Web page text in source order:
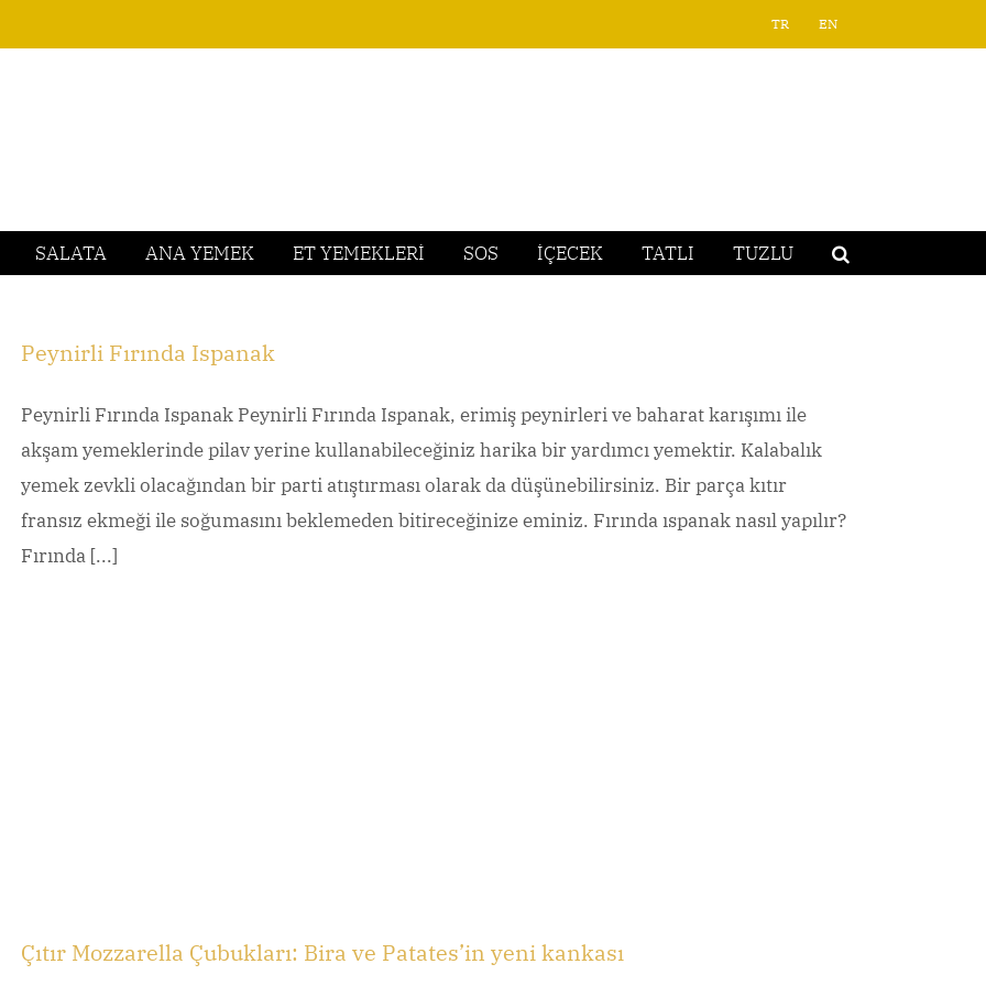
TR EN
SALATA ANA YEMEK ET YEMEKLERİ SOS İÇECEK TATLI TUZLU
Peynirli Fırında Ispanak
Peynirli Fırında Ispanak Peynirli Fırında Ispanak, erimiş peynirleri ve baharat karışımı ile
akşam yemeklerinde pilav yerine kullanabileceğiniz harika bir yardımcı yemektir. Kalabalık
yemek zevkli olacağından bir parti atıştırması olarak da düşünebilirsiniz. Bir parça kıtır
fransız ekmeği ile soğumasını beklemeden bitireceğinize eminiz. Fırında ıspanak nasıl yapılır?
Fırında [...]
Çıtır Mozzarella Çubukları: Bira ve Patates’in yeni kankası